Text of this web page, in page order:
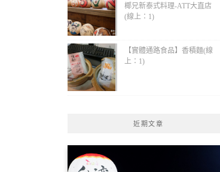
椰兄新泰式料理-ATT大直店
(線上：1)
【實體通路食品】香積麵(線
上：1)
近期文章